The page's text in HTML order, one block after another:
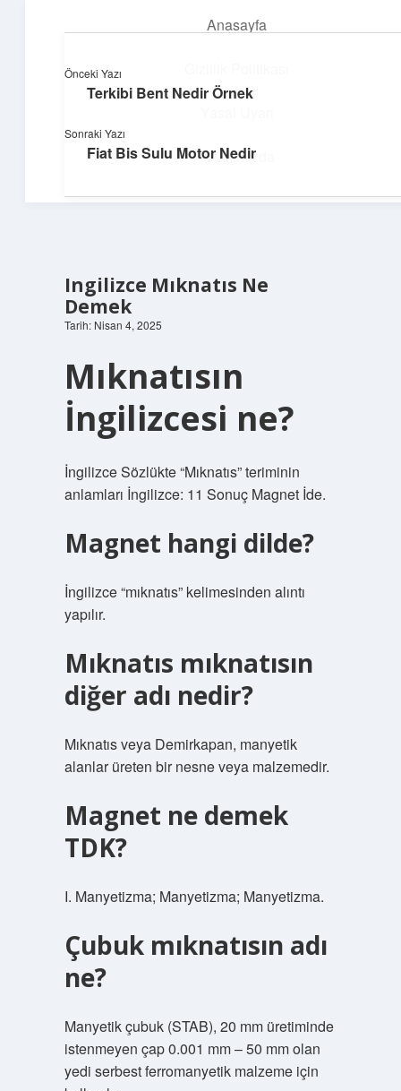
Anasayfa
Hakkımızda
Işıltılı önerilerle hayatını canlandır!
Ingilizce Mıknatıs Ne
Demek
Tarih: Nisan 4, 2025
Mıknatısın
İngilizcesi ne?
İngilizce Sözlükte “Mıknatıs” teriminin
anlamları İngilizce: 11 Sonuç Magnet İde.
Magnet hangi dilde?
İngilizce “mıknatıs” kelimesinden alıntı
yapılır.
Mıknatıs mıknatısın
diğer adı nedir?
Mıknatıs veya Demirkapan, manyetik
alanlar üreten bir nesne veya malzemedir.
Magnet ne demek
TDK?
I. Manyetizma; Manyetizma; Manyetizma.
Çubuk mıknatısın adı
ne?
Manyetik çubuk (STAB), 20 mm üretiminde
istenmeyen çap 0.001 mm – 50 mm olan
yedi serbest ferromanyetik malzeme için
Önceki Yazı
Terkibi Bent Nedir Örnek
Sonraki Yazı
Fiat Bis Sulu Motor Nedir